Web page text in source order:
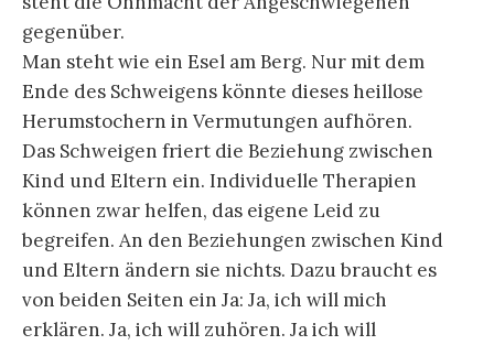
gegenüber.
Man steht wie ein Esel am Berg. Nur mit dem
Ende des Schweigens könnte dieses heillose
Herumstochern in Vermutungen aufhören.
Das Schweigen friert die Beziehung zwischen
Kind und Eltern ein. Individuelle Therapien
können zwar helfen, das eigene Leid zu
begreifen. An den Beziehungen zwischen Kind
und Eltern ändern sie nichts. Dazu braucht es
von beiden Seiten ein Ja: Ja, ich will mich
erklären. Ja, ich will zuhören. Ja ich will